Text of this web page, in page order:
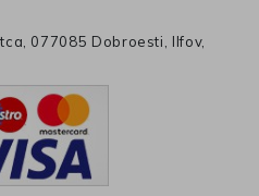
077085 Dobroesti, Ilfov,